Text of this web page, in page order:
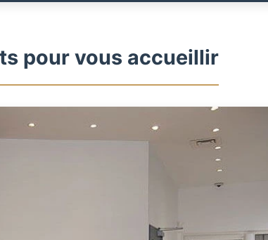
pour vous accueillir